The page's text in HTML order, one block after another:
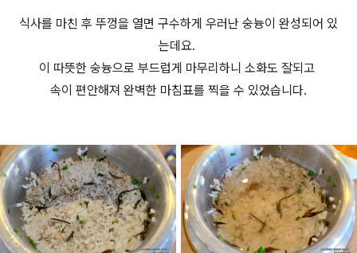
식사를 마친 후 뚜껑을 열면 구수하게 우러난 숭늉이 완성되어 있
는데요.
이 따뜻한 숭늉으로 부드럽게 마무리하니 소화도 잘되고
속이 편안해져 완벽한 마침표를 찍을 수 있었습니다.